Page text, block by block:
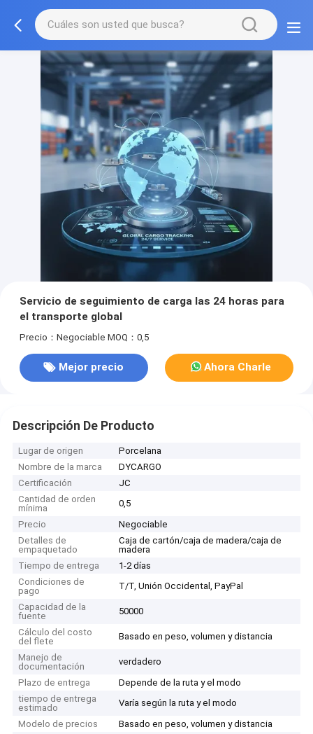
Servicio de seguimiento de carga las 24 horas para
el transporte global
Precio：Negociable MOQ：0,5
Mejor precio Ahora Charle
Descripción De Producto
Lugar de origen
Porcelana
Nombre de la marca
DYCARGO
Certificación
JC
Cantidad de orden
mínima
0,5
Precio
Negociable
Detalles de
empaquetado
Caja de cartón/caja de madera/caja de
madera
Tiempo de entrega
1-2 días
Condiciones de
pago
T/T, Unión Occidental, PayPal
Capacidad de la
fuente
50000
Cálculo del costo
del flete
Basado en peso, volumen y distancia
Manejo de
documentación
verdadero
Plazo de entrega
Depende de la ruta y el modo
tiempo de entrega
estimado
Varía según la ruta y el modo
Modelo de precios
Basado en peso, volumen y distancia